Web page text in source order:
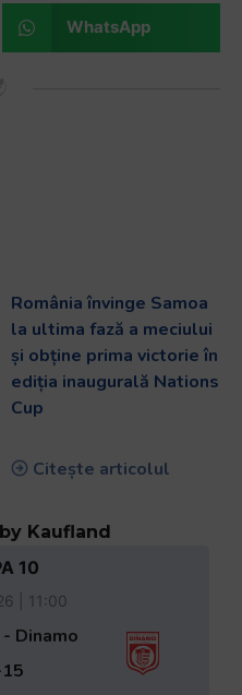
WhatsApp
România învinge Samoa
la ultima fază a meciului
și obține prima victorie în
ediția inaugurală Nations
Cup
Citește articolul
Kaufland
10
| 11:00
Dinamo